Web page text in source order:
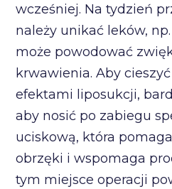
wcześniej. Na tydzień
należy unikać leków,
może powodować
krwawienia. Aby
efektami liposukcji,
aby nosić po zabiegu
uciskową, która
obrzęki i wspomaga
tym miejsce operacji